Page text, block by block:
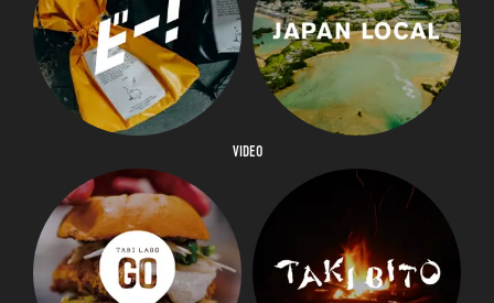
VIDEO